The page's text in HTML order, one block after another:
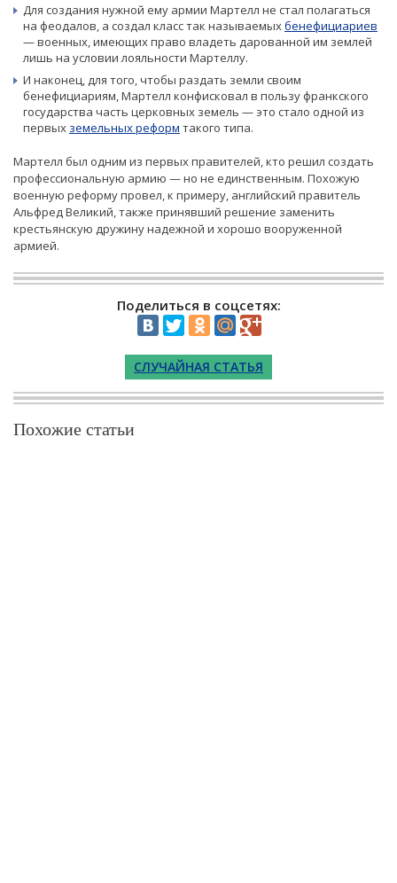
Для создания нужной ему армии Мартелл не стал полагаться
на феодалов, а создал класс так называемыхбенефициариев
— военных, имеющих право владеть дарованной им землей
лишь на условии лояльности Мартеллу.
И наконец, для того, чтобы раздать земли своим
бенефициариям, Мартелл конфисковал в пользу франкского
государства часть церковных земель — это стало одной из
первых земельных реформ такого типа.
Мартелл был одним из первых правителей, кто решил создать
профессиональную армию — но не единственным. Похожую
военную реформу провел, к примеру, английский правитель
Альфред Великий, также принявший решение заменить
крестьянскую дружину надежной и хорошо вооруженной
армией.
Поделиться в соцсетях:
СЛУЧАЙНАЯ СТАТЬЯ
Похожие статьи